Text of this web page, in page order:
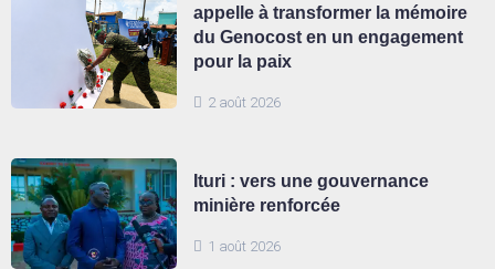
2 août 2026
appelle à transformer la mémoire
du Genocost en un engagement
pour la paix
1 août 2026
Ituri : vers une gouvernance
minière renforcée